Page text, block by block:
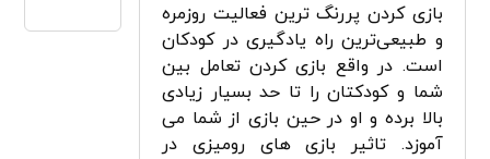
بازی کردن پررنگ ترین فعالیت روزمره
و طبیعی­‌ترین راه یادگیری در کودکان
است. در واقع بازی کردن تعامل بین
شما و کودکتان را تا حد بسیار زیادی
بالا برده و او در حین بازی از شما می­‌
آموزد. تاثیر بازی ­های رومیزی در